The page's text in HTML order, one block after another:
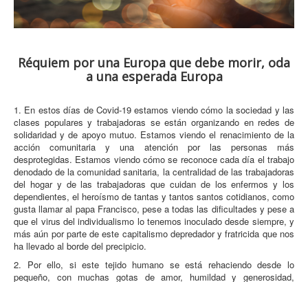
Réquiem por una Europa que debe morir, oda
a una esperada Europa
1. En estos días de Covid-19 estamos viendo cómo la sociedad y las
clases populares y trabajadoras se están organizando en redes de
solidaridad y de apoyo mutuo. Estamos viendo el renacimiento de la
acción comunitaria y una atención por las personas más
desprotegidas. Estamos viendo cómo se reconoce cada día el trabajo
denodado de la comunidad sanitaria, la centralidad de las trabajadoras
del hogar y de las trabajadoras que cuidan de los enfermos y los
dependientes, el heroísmo de tantas y tantos santos cotidianos, como
gusta llamar al papa Francisco, pese a todas las dificultades y pese a
que el virus del individualismo lo tenemos inoculado desde siempre, y
más aún por parte de este capitalismo depredador y fratricida que nos
ha llevado al borde del precipicio.
2. Por ello, si este tejido humano se está rehaciendo desde lo
pequeño, con muchas gotas de amor, humildad y generosidad,